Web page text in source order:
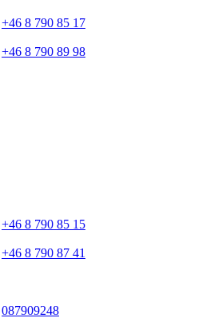
+46 8 790 85 17
+46 8 790 89 98
+46 8 790 85 15
+46 8 790 87 41
087909248